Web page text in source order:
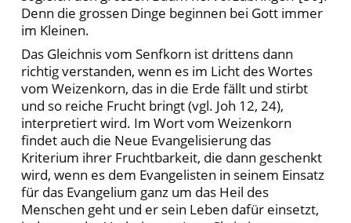
Denn die grossen Dinge beginnen bei Gott immer
im Kleinen.
Das Gleichnis vom Senfkorn ist drittens dann
richtig verstanden, wenn es im Licht des Wortes
vom Weizenkorn, das in die Erde fällt und stirbt
und so reiche Frucht bringt (vgl. Joh 12, 24),
interpretiert wird. Im Wort vom Weizenkorn
findet auch die Neue Evangelisierung das
Kriterium ihrer Fruchtbarkeit, die dann geschenkt
wird, wenn es dem Evangelisten in seinem Einsatz
für das Evangelium ganz um das Heil des
Menschen geht und er sein Leben dafür einsetzt,